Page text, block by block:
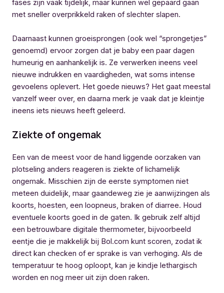
fases zijn vaak tijdelijk, maar kunnen wel gepaard gaan
met sneller overprikkeld raken of slechter slapen.
Daarnaast kunnen groeisprongen (ook wel “sprongetjes”
genoemd) ervoor zorgen dat je baby een paar dagen
humeurig en aanhankelijk is. Ze verwerken ineens veel
nieuwe indrukken en vaardigheden, wat soms intense
gevoelens oplevert. Het goede nieuws? Het gaat meestal
vanzelf weer over, en daarna merk je vaak dat je kleintje
ineens iets nieuws heeft geleerd.
Ziekte of ongemak
Een van de meest voor de hand liggende oorzaken van
plotseling anders reageren is ziekte of lichamelijk
ongemak. Misschien zijn de eerste symptomen niet
meteen duidelijk, maar gaandeweg zie je aanwijzingen als
koorts, hoesten, een loopneus, braken of diarree. Houd
eventuele koorts goed in de gaten. Ik gebruik zelf altijd
een betrouwbare digitale thermometer, bijvoorbeeld
eentje die je makkelijk bij Bol.com kunt scoren, zodat ik
direct kan checken of er sprake is van verhoging. Als de
temperatuur te hoog oploopt, kan je kindje lethargisch
worden en nog meer uit zijn doen raken.